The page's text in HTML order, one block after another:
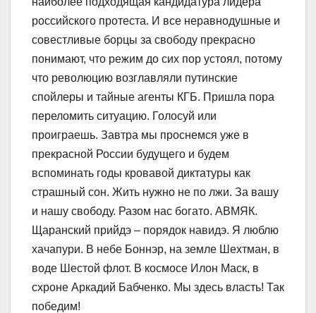
российского протеста. И все неравнодушные и
совестливые борцы за свободу прекрасно
понимают, что режим до сих пор устоял, потому
что революцию возглавляли путинские
спойлеры и тайные агенты КГБ. Пришла пора
переломить ситуацию. Голосуй или
проиграешь. Завтра мы проснемся уже в
прекрасной России будущего и будем
вспоминать годы кровавой диктатуры как
страшный сон. Жить нужно не по лжи. За вашу
и нашу свободу. Разом нас богато. АВМЯК.
Щаранский прийдэ – порядок навидэ. Я люблю
хачапури. В небе Боннэр, на земле Шехтман, в
воде Шестой флот. В космосе Илон Маск, в
схроне Аркадий Бабченко. Мы здесь власть! Так
победим!